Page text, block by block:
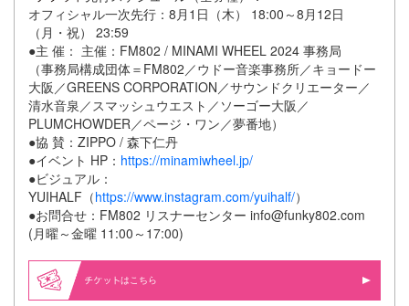
オフィシャル一次先行：8月1日（木） 18:00～8月12日
（月・祝） 23:59
●主 催： 主催：FM802 / MINAMI WHEEL 2024 事務局
（事務局構成団体＝FM802／ウドー音楽事務所／キョードー
大阪／GREENS CORPORATION／サウンドクリエーター／
清水音泉／スマッシュウエスト／ソーゴー大阪／
PLUMCHOWDER／ページ・ワン／夢番地）
●協 賛：ZIPPO / 森下仁丹
●イベント HP： https://minamiwheel.jp/
●ビジュアル：
YUIHALF（https://www.instagram.com/yuihalf/）
●お問合せ：FM802 リスナーセンター info@funky802.com
(月曜～金曜 11:00～17:00)
はこちら